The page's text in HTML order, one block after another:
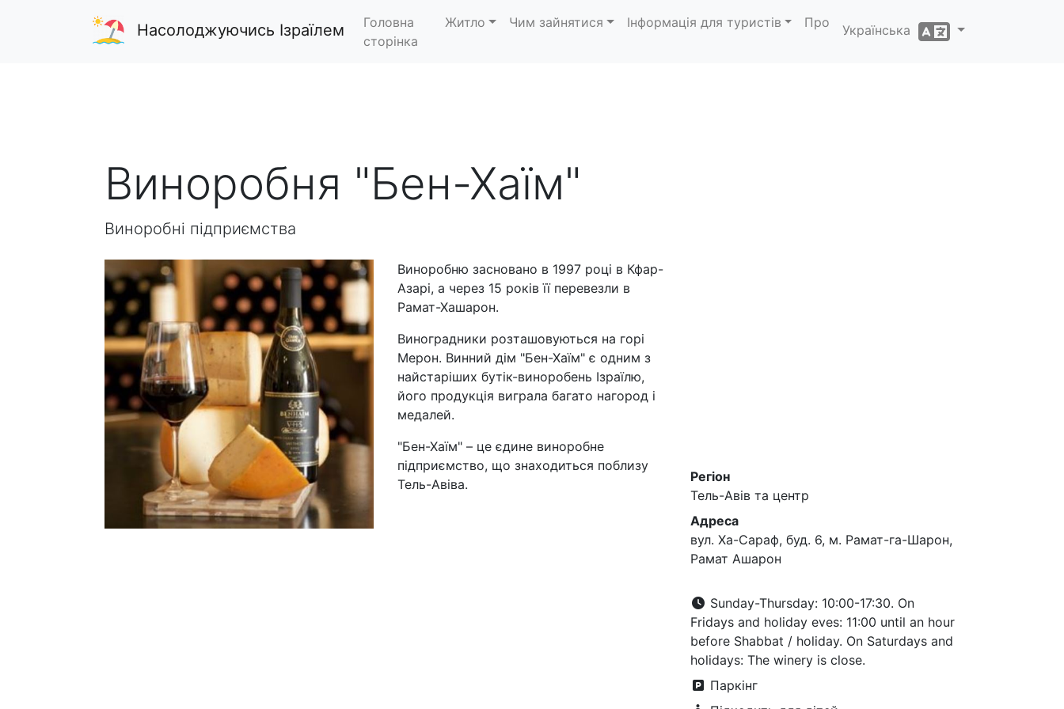
Насолоджуючись Ізраїлем
Головна
сторінка
Житло Чим зайнятися Інформація для туристів Про
Українська
Виноробня "Бен-Хаїм"
Виноробні підприємства
Виноробню засновано в 1997 році в Кфар-
Азарі, а через 15 років її перевезли в
Рамат-Хашарон.
Виноградники розташовуються на горі
Мерон. Винний дім "Бен-Хаїм" є одним з
найстаріших бутік-виноробень Ізраїлю,
його продукція виграла багато нагород і
медалей.
"Бен-Хаїм" – це єдине виноробне
підприємство, що знаходиться поблизу
Тель-Авіва.
Регіон
Тель-Авів та центр
Адреса
вул. Ха-Сараф, буд. 6, м. Рамат-га-Шарон,
Рамат Ашарон
Sunday-Thursday: 10:00-17:30. On
Fridays and holiday eves: 11:00 until an hour
before Shabbat / holiday. On Saturdays and
holidays: The winery is close.
Паркінг